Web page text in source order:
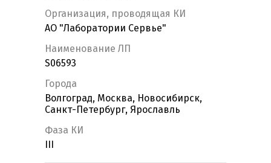
Организация, проводящая КИ
АО "Лаборатории Сервье"
Наименование ЛП
S06593
Города
Волгоград, Москва, Новосибирск,
Санкт-Петербург, Ярославль
Фаза КИ